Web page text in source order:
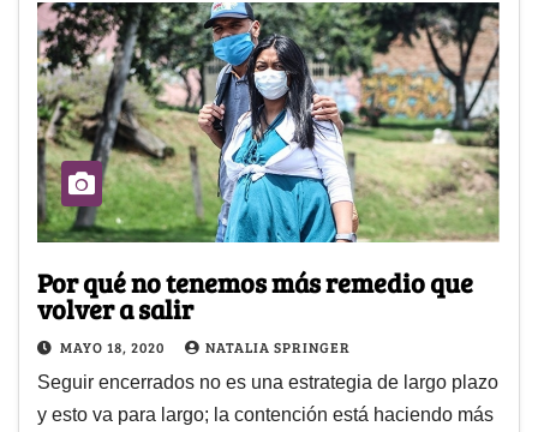
Por qué no tenemos más remedio que
volver a salir
MAYO 18, 2020 NATALIA SPRINGER
Seguir encerrados no es una estrategia de largo plazo
y esto va para largo; la contención está haciendo más